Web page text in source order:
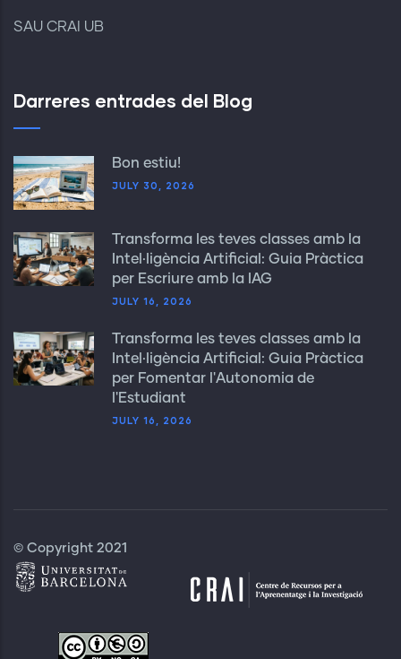
SAU CRAI UB
Darreres entrades del Blog
Bon estiu!
JULY 30, 2026
Transforma les teves classes amb la
Intel·ligència Artificial: Guia Pràctica
per Escriure amb la IAG
JULY 16, 2026
Transforma les teves classes amb la
Intel·ligència Artificial: Guia Pràctica
per Fomentar l'Autonomia de
l'Estudiant
JULY 16, 2026
© Copyright 2021